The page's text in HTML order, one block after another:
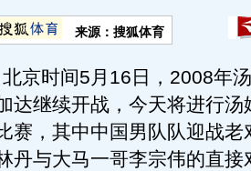
来源：搜狐体育
京时间5月16日，2008年
达继续开战，今天将进行汤
赛，其中中国男队队迎战老
丹与大马一哥李宗伟的直接